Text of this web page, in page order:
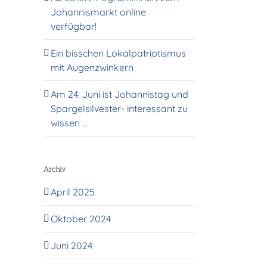
Johannismarkt online
verfügbar!
Ein bisschen Lokalpatriotismus
mit Augenzwinkern
Am 24. Juni ist Johannistag und
Spargelsilvester- interessant zu
wissen …
Archiv
April 2025
Oktober 2024
Juni 2024